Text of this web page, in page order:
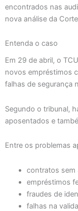
encontrados nas
nova análise da
Entenda o caso
Em 29 de abril, o
novos empréstimos
falhas de segurança
Segundo o tribunal,
aposentados e
Entre os problemas
contratos sem
empréstimos
fraudes de
falhas na